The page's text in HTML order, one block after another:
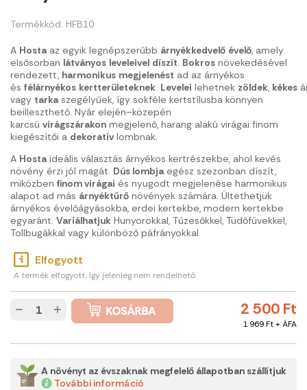
Termékkód: HFB10
A Hosta az egyik legnépszerűbb árnyékkedvelő évelő, amely
elsősorban látványos leveleivel díszít. Bokros növekedésével
rendezett, harmonikus megjelenést ad az árnyékos
és félárnyékos kertterületeknek. Levelei lehetnek zöldek, kékes
vagy tarka szegélyűek, így sokféle kertstílusba könnyen
beilleszthető. Nyár elején–közepén
karcsú virágszárakon megjelenő, harang alakú virágai finom
kiegészítői a dekoratív lombnak.
A Hosta ideális választás árnyékos kertrészekbe, ahol kevés
növény érzi jól magát. Dús lombja egész szezonban díszít,
miközben finom virágai és nyugodt megjelenése harmonikus
alapot ad más árnyéktűrő növények számára. Ültethetjük
árnyékos évelőágyásokba, erdei kertekbe, modern kertekbe
egyaránt. Variálhatjuk Hunyorokkal, Tűzesőkkel, Tüdőfűvekkel,
Tollbugákkal vagy különböző páfrányokkal.
Elfogyott
A termék elfogyott, így jelenleg nem rendelhető
2 500 Ft
1 969 Ft + ÁFA
− +
A növényt az évszaknak megfelelő állapotban szállítjuk
További információ